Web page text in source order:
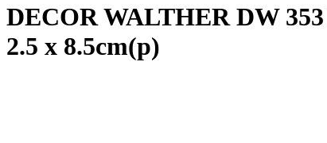
DECOR WALTHER DW
2.5 x 8.5cm(р)